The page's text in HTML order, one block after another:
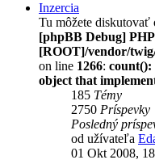
Inzercia
Tu môžete diskutovať
[phpBB Debug]
[ROOT]/vendor/
on line 1266: count():
object that
185 Témy
2750 Príspevky
Posledný
od užívateľa
01 Okt 2008,